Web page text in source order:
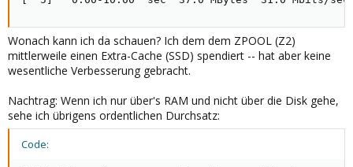
Wonach kann ich da schauen? Ich dem dem ZPOOL (Z2)
mittlerweile einen Extra-Cache (SSD) spendiert -- hat aber keine
wesentliche Verbesserung gebracht.
Nachtrag: Wenn ich nur über's RAM und nicht über die Disk gehe,
sehe ich übrigens ordentlichen Durchsatz:
Code: